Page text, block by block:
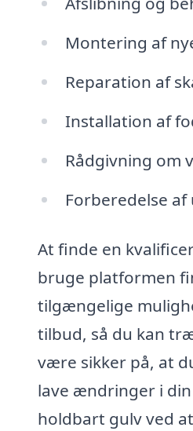
Montering af
Reparation af
Installation af
Rådgivning om
Forberedelse
At finde en
bruge platformen
tilgængelige
tilbud, så du kan
være sikker på, at
lave ændringer i
holdbart gulv ved